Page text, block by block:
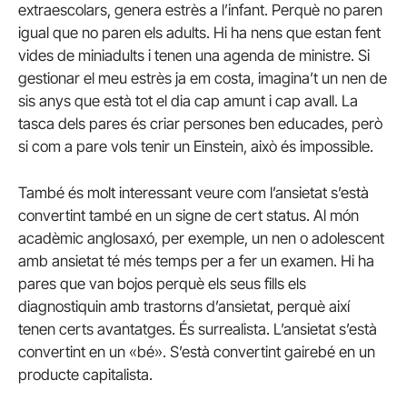
extraescolars, genera estrès a l’infant. Perquè no paren
igual que no paren els adults. Hi ha nens que estan fent
vides de miniadults i tenen una agenda de ministre. Si
gestionar el meu estrès ja em costa, imagina’t un nen de
sis anys que està tot el dia cap amunt i cap avall. La
tasca dels pares és criar persones ben educades, però
si com a pare vols tenir un Einstein, això és impossible.
També és molt interessant veure com l’ansietat s’està
convertint també en un signe de cert status. Al món
acadèmic anglosaxó, per exemple, un nen o adolescent
amb ansietat té més temps per a fer un examen. Hi ha
pares que van bojos perquè els seus fills els
diagnostiquin amb trastorns d’ansietat, perquè així
tenen certs avantatges. És surrealista. L’ansietat s’està
convertint en un «bé». S’està convertint gairebé en un
producte capitalista.